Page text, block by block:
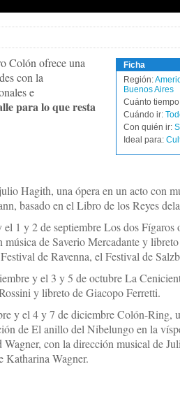
Ficha
Región:
Buenos Aires
Cuánto
Cuándo ir:
Con quién ir:
Ideal para:
Colón ofrece una
con la
e
para lo que resta
Hagith, una ópera en un acto con
basado en el Libro de los Reyes
1 y 2 de septiembre Los dos Fígaros
música de Saverio Mercadante y
de Ravenna, el Festival de
y el 3 y 5 de octubre La
y libreto de Giacopo Ferretti.
y el 4 y 7 de diciembre Colón-Ring,
de El anillo del Nibelungo en la
con la dirección musical de
Katharina Wagner.